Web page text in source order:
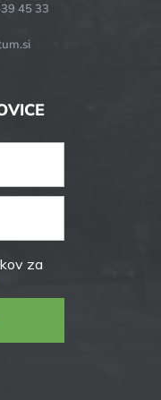
45 33
za